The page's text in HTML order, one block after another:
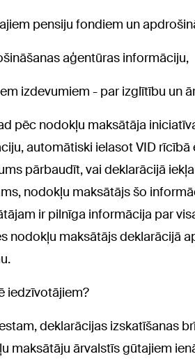
pensiju fondiem un
aģentūras informāciju,
izdevumiem - par izglītību un
pēc nodokļu maksātāja
automātiski ielasot VID
pārbaudīt, vai deklarācijā
nodokļu maksātājs šo
ir pilnīga informācija par
nodokļu maksātājs deklarācijā
iedzīvotājiem?
deklarācijas izskatīšanas
maksātāju ārvalstīs gūtajiem